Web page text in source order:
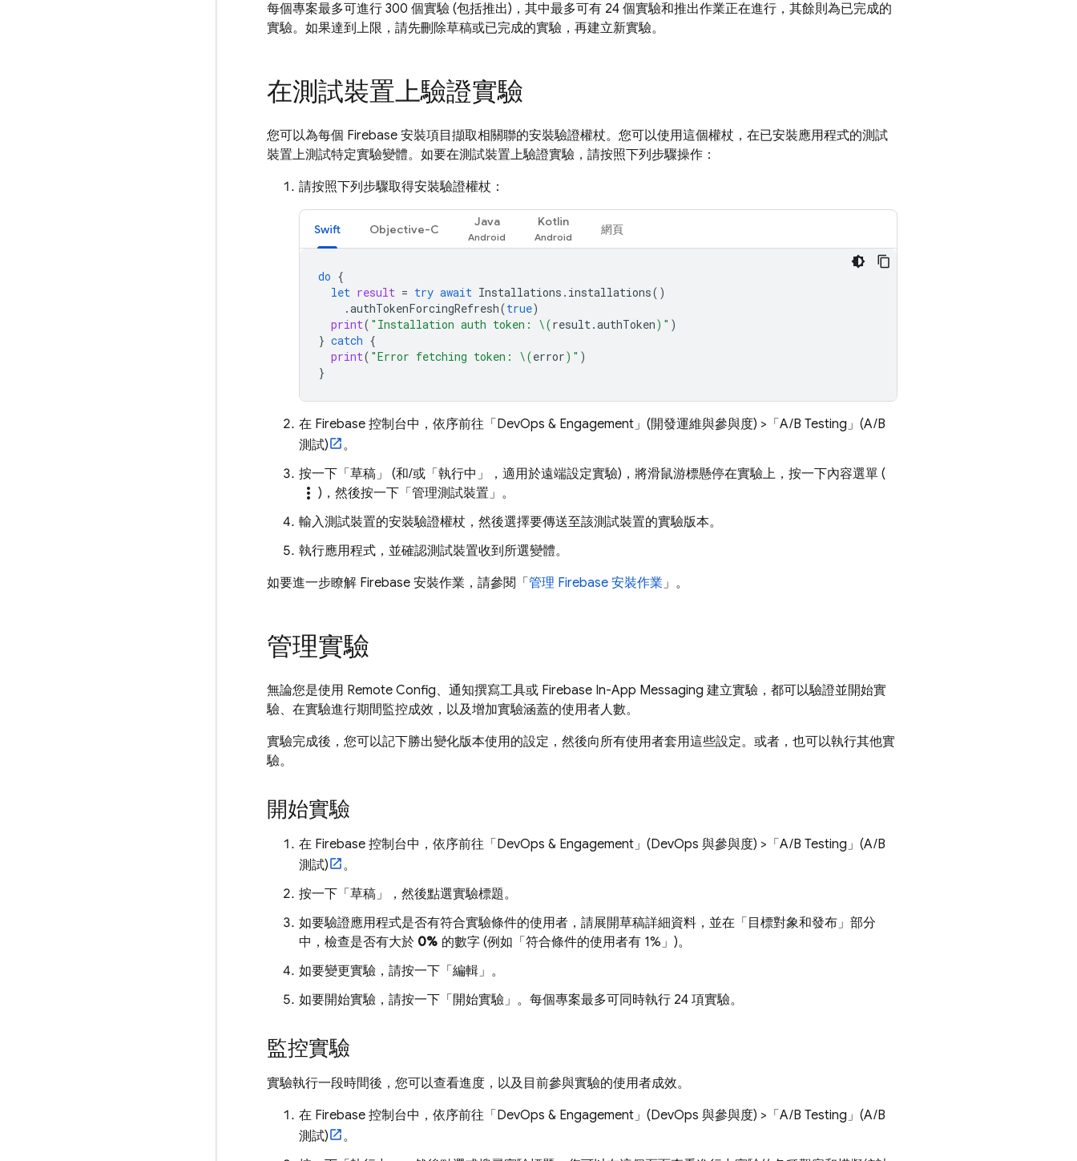
每個專案最多可進行 300 個實驗 (包括推出)，其中最多可有 24 個實驗和推出作業正在進行，其餘則為已完成的
實驗。如果達到上限，請先刪除草稿或已完成的實驗，再建立新實驗。
在測試裝置上驗證實驗
您可以為每個 Firebase 安裝項目擷取相關聯的安裝驗證權杖。您可以使用這個權杖，在已安裝應用程式的測試
裝置上測試特定實驗變體。如要在測試裝置上驗證實驗，請按照下列步驟操作：
請按照下列步驟取得安裝驗證權杖：
Swift Objective-C
Java Kotlin
網頁
do {
let result = try await Installations . installations()
.authTokenForcingRefresh(true)
print( "Installation auth token: \(result.authToken) " )
} catch {
print( "Error fetching token: \(error) " )
}
在 Firebase 控制台中，依序前往「DevOps & Engagement」(開發運維與參與度) >「A/B Testing」(A/B
測試)
。
按一下「草稿」
(和/或「執行中」 ，適用於遠端設定實驗)，將滑鼠游標懸停在實驗上，按一下內容選單 (
more_vert )，然後按一下「管理測試裝置」 。
輸入測試裝置的安裝驗證權杖，然後選擇要傳送至該測試裝置的實驗版本。
執行應用程式，並確認測試裝置收到所選變體。
如要進一步瞭解 Firebase 安裝作業，請參閱「 管理 Firebase 安裝作業」。
管理實驗
無論您是使用 Remote Config、通知撰寫工具或 Firebase In-App Messaging 建立實驗，都可以驗證並開始實
驗、在實驗進行期間監控成效，以及增加實驗涵蓋的使用者人數。
實驗完成後，您可以記下勝出變化版本使用的設定，然後向所有使用者套用這些設定。或者，也可以執行其他實
驗。
開始實驗
在 Firebase 控制台中，依序前往「DevOps & Engagement」(DevOps 與參與度) >「A/B Testing」(A/B
測試)
。
按一下「草稿」
，然後點選實驗標題。
如要驗證應用程式是否有符合實驗條件的使用者，請展開草稿詳細資料，並在「目標對象和發布」 部分
中，檢查是否有大於 0% 的數字 (例如「符合條件的使用者有 1%」 )。
如要變更實驗，請按一下「編輯」 。
如要開始實驗，請按一下「開始實驗」 。每個專案最多可同時執行 24 項實驗。
監控實驗
實驗執行一段時間後，您可以查看進度，以及目前參與實驗的使用者成效。
在 Firebase 控制台中，依序前往「DevOps & Engagement」(DevOps 與參與度) >「A/B Testing」(A/B
測試)
。